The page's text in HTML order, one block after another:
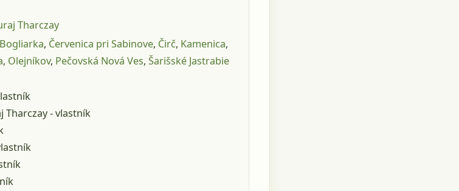
Tharczay
Bogliarka, Červenica pri Sabinove, Čirč, Kamenica,
, Olejníkov, Pečovská Nová Ves,Šarišské Jastrabie
Tharczay - vlastník